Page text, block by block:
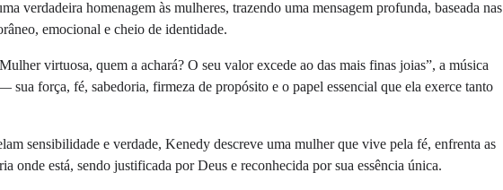
verdadeira homenagem às mulheres, trazendo uma mensagem profunda, baseada nas
emocional e cheio de identidade.
virtuosa, quem a achará? O seu valor excede ao das mais finas joias”, a música
sua força, fé, sabedoria, firmeza de propósito e o papel essencial que ela exerce tanto
sensibilidade e verdade, Kenedy descreve uma mulher que vive pela fé, enfrenta as
onde está, sendo justificada por Deus e reconhecida por sua essência única.